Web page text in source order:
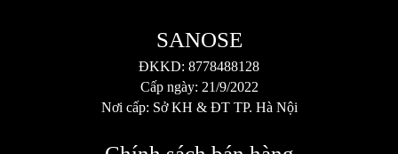
SANOSE
ĐKKD: 8778488128
Cấp ngày: 21/9/2022
Nơi cấp: Sở KH & ĐT TP. Hà Nội